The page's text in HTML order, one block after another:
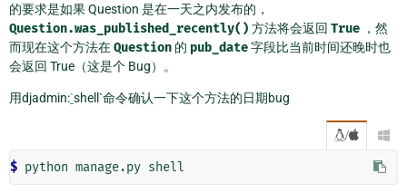
的要求是如果 Question 是在一天之内发布的，
Question.was_published_recently() 方法将会返回 True ，然
而现在这个方法在Question 的 pub_date字段比当前时间还晚时也
会返回 True（这是个 Bug）。
用djadmin:`shell`命令确认一下这个方法的日期bug
/ 
$